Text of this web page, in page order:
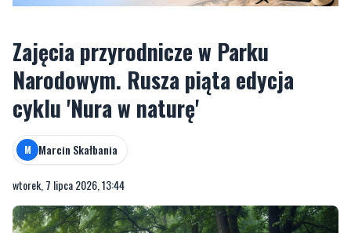
Zajęcia przyrodnicze w Parku
Narodowym. Rusza piąta edycja
cyklu 'Nura w naturę'
M Marcin Skałbania
wtorek, 7 lipca 2026, 13:44